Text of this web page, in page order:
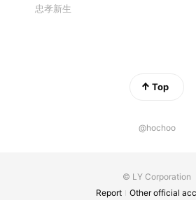
忠孝新生
Top
@hochoo
© LY Corporation
Report
Other official